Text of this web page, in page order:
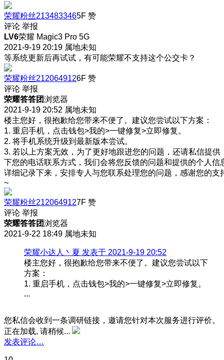
荣耀粉丝2134833465F 赞
评论 举报
LV6荣耀 Magic3 Pro 5G
2021-9-19 20:19 属地未知
等系统更新后再试试，有可能荣耀不支持这个公交卡？
荣耀粉丝2120649126F 赞
评论 举报
荣耀答答团浏览器
2021-9-19 20:52 属地未知
楼主您好，很抱歉给您带来不便了。建议您尝试以下方案：
1. 重启手机，点击钱包>我的>一键修复>立即修复。
2. 将手机系统升级到最新版本尝试。
3. 若以上方案无效，为了更好地跟进您的问题，还请私信提供
下您的电话联系方式，我们会将您反馈的问题和提供的个人信
详细记录下来，安排专人与您联系处理您的问题，感谢您的支
~
荣耀粉丝2120649127F 赞
评论 举报
荣耀答答团浏览器
2021-9-22 18:49 属地未知
荣耀小达人丶夏 发表于 2021-9-19 20:52
楼主您好，很抱歉给您带来不便了。建议您尝试以下
方案：
1. 重启手机，点击钱包>我的>一键修复>立即修复。
...
您私信会收到一条调研链接，邀请您针对本次服务进行评价。
正在加载, 请稍候...
发表评论…